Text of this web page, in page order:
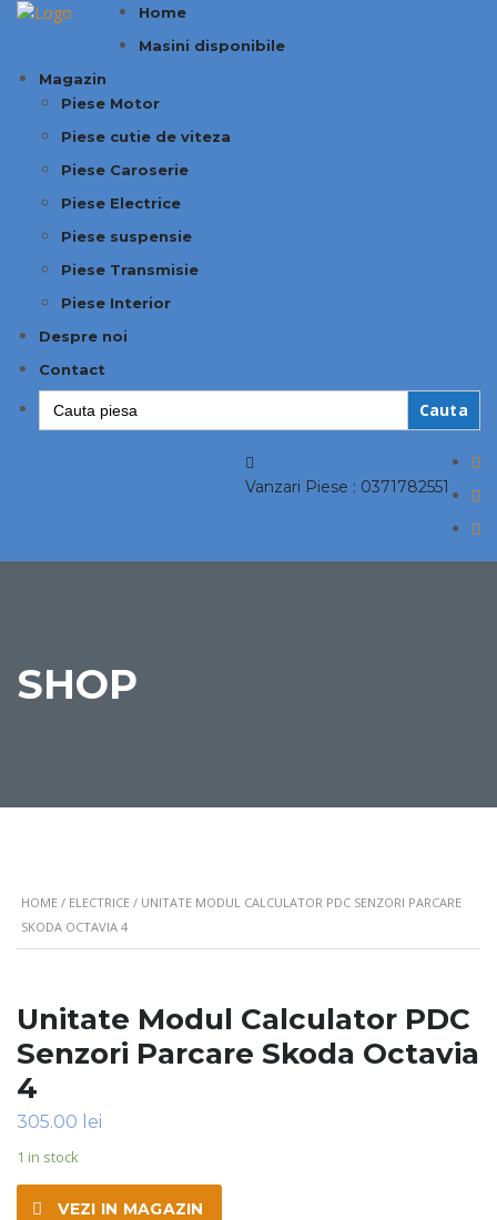
Home
Masini disponibile
Magazin
Piese Motor
Piese cutie de viteza
Piese Caroserie
Piese Electrice
Piese suspensie
Piese Transmisie
Piese Interior
Despre noi
Contact
Search
for:
Vanzari Piese : 0371782551
SHOP
HOME / ELECTRICE / UNITATE MODUL CALCULATOR PDC SENZORI PARCARE
SKODA OCTAVIA 4
Unitate Modul Calculator PDC
Senzori Parcare Skoda Octavia
4
305.00 lei
1 in stock
VEZI IN MAGAZIN